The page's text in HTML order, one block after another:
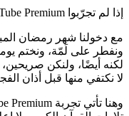
إذا لم تجرّبوا YouTube Premium بعد، لا يوجد وقت أفضل من الآن.
مع دخولنا شهر رمضان
ونفطر على لَمّة، ونختم
لكنه أيضًا، ولنكن
لا نكتفي منها قبل أذان